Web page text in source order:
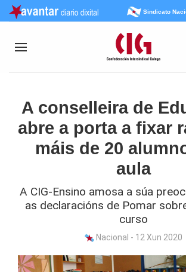
Sindicato
A conselleira de
abre a porta a fixar
máis de 20
aula
A CIG-Ensino amosa a súa
as declaracións de Pomar
curso
Nacional - 12 Xun 2020